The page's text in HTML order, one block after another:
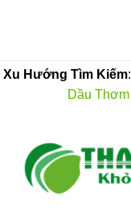
Xu Hướng Tìm Kiếm:
Dầu Thơm